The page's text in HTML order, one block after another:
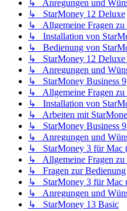
↳ Anregungen und
↳ StarMoney 12 Deluxe
↳ Allgemeine Fragen zu
↳ Installation von
↳ Bedienung von
↳ StarMoney 12 Deluxe
↳ Anregungen und
↳ StarMoney Business 9
↳ Allgemeine Fragen zu
↳ Installation von
↳ Arbeiten mit
↳ StarMoney Business
↳ Anregungen und
↳ StarMoney 3 für Mac
↳ Allgemeine Fragen zu
↳ Fragen zur Bedienung
↳ StarMoney 3 für Mac
↳ Anregungen und
↳ StarMoney 13 Basic